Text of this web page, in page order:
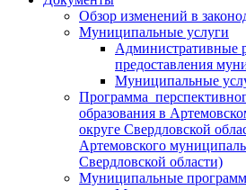
Обзор изменений в
Муниципальные услуги
Административные
предоставления
Муниципальные
Программа
образования в
округе Свердловской
Артемовского
Свердловской области)
Муниципальные